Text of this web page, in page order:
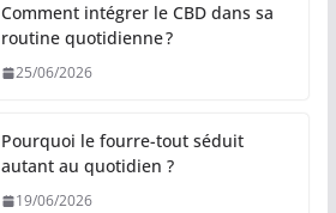
Comment intégrer le CBD dans sa
routine quotidienne ?
25/06/2026
Pourquoi le fourre-tout séduit
autant au quotidien ?
19/06/2026